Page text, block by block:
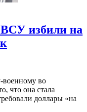
избили на
во
что она стала
доллары «на